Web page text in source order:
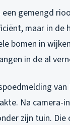
gemengd
maar in de
bomen in
in de al
Na camera-
zijn tuin.